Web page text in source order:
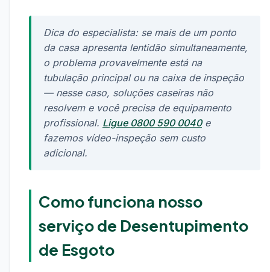
Dica do especialista: se mais de um ponto
da casa apresenta lentidão simultaneamente,
o problema provavelmente está na
tubulação principal ou na caixa de inspeção
— nesse caso, soluções caseiras não
resolvem e você precisa de equipamento
profissional. Ligue 0800 590 0040e
fazemos vídeo-inspeção sem custo
adicional.
Como funciona nosso
serviço de Desentupimento
de Esgoto